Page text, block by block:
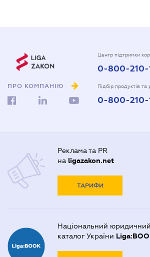
ПРО КОМПАНІЮ
Центр підтримки
0-800-210-
Підбір продуктів та
0-800-210-
Реклама та PR
на ligazakon.net
ТАРИФИ
Національний юридичний
каталог України